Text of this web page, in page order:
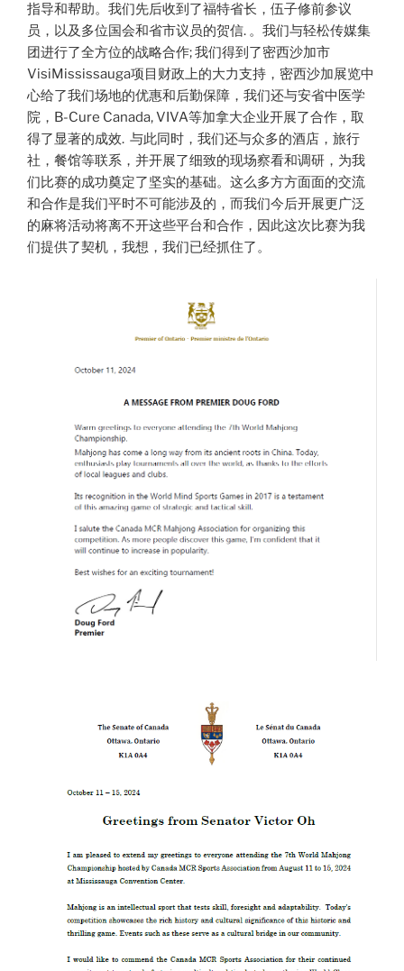
指导和帮助。我们先后收到了福特省长，伍子修前参议
员，以及多位国会和省市议员的贺信. 。我们与轻松传媒集
团进行了全方位的战略合作; 我们得到了密西沙加市
VisiMississauga项目财政上的大力支持，密西沙加展览中
心给了我们场地的优惠和后勤保障，我们还与安省中医学
院，B-Cure Canada, VIVA等加拿大企业开展了合作，取
得了显著的成效. 与此同时，我们还与众多的酒店，旅行
社，餐馆等联系，并开展了细致的现场察看和调研，为我
们比赛的成功奠定了坚实的基础。这么多方方面面的交流
和合作是我们平时不可能涉及的，而我们今后开展更广泛
的麻将活动将离不开这些平台和合作，因此这次比赛为我
们提供了契机，我想，我们已经抓住了。